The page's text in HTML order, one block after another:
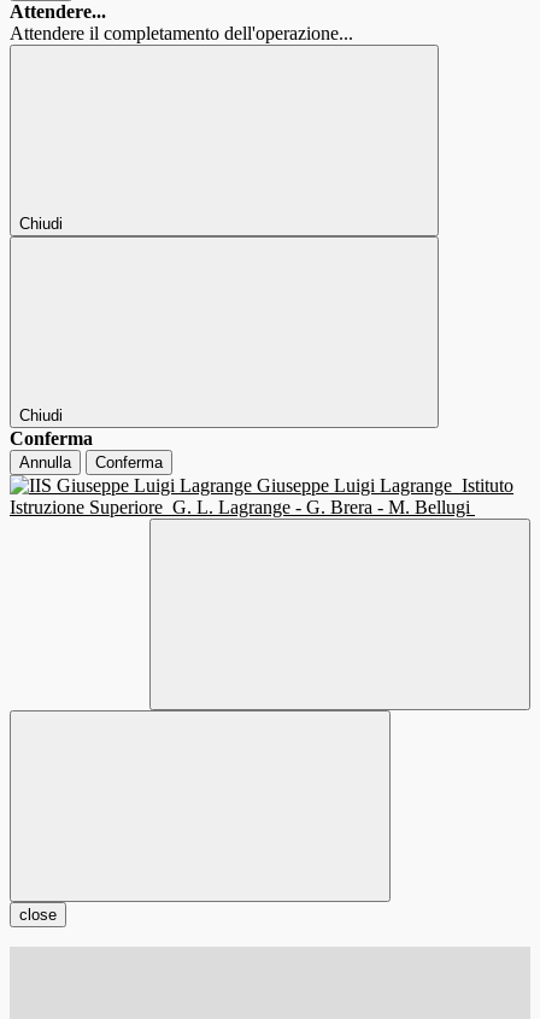
Attendere...
Attendere il completamento dell'operazione...
Chiudi
Chiudi
Conferma
Annulla Conferma
Giuseppe Luigi Lagrange Istituto
Istruzione Superiore G. L. Lagrange - G. Brera - M. Bellugi
close